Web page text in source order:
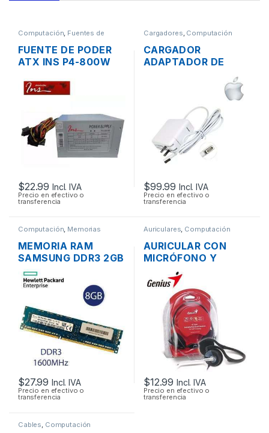
Computación, Fuentes de
Poder
FUENTE DE PODER
ATX INS P4-800W
CONECTORES
SATA/IDE 38A
$22.99 Incl. IVA
Precio en efectivo o
transferencia
Cargadores, Computación
CARGADOR
ADAPTADOR DE
ENERGÍA MAC APPLE
MAGSAFE 15.4V 3.1A
45W ORIGINAL
$99.99 Incl. IVA
Precio en efectivo o
transferencia
Computación Memorias
MEMORIA RAM
SAMSUNG DDR3 2GB
PC3-12800 1600MHZ
PARA PC
$27.99 Incl. IVA
Precio en efectivo o
transferencia
Auriculares Computación
AURICULAR CON
MICRÓFONO Y
CONTROL DE
VOLUMEN GENIUS
HS-300N PLUG
3.5MM PLEGABLE
$12.99 Incl. IVA
Precio en efectivo o
transferencia
Cables, Computación